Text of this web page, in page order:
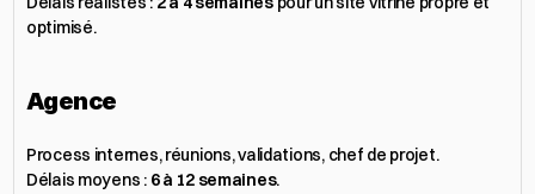
optimisé.
Agence
Process internes, réunions, validations, chef de projet.
Délais moyens : 6 à 12 semaines.